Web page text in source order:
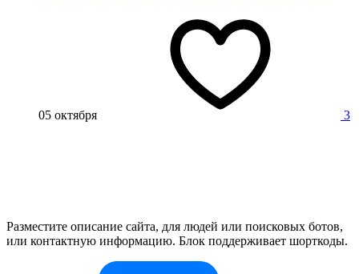
05 октября 3
Разместите описание сайта, для людей или поисковых ботов,
или контактную информацию. Блок поддерживает шорткоды.